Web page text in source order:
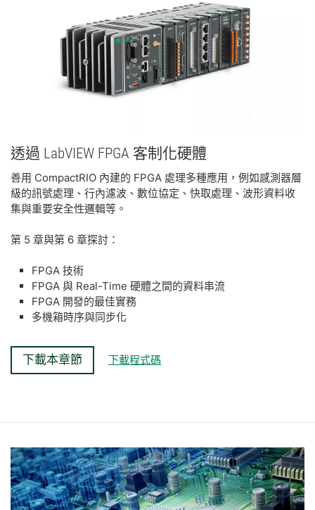
透過 LabVIEW FPGA 客制 化硬體
善用 CompactRIO 內建的 FPGA 處理多種應用，例如感測器層
級的訊號處理、行內濾波、數位協定、快取處理、波形資料收
集與重要安全性邏輯等。
第 5 章與第 6 章探討：
FPGA 技術
FPGA 與 Real-Time 硬體之間的資料串流
FPGA 開發的最佳實務
多機箱時序與同步化
下載本章節 下載程式碼